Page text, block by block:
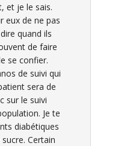
et je le sais.
eux de ne pas
quand ils
de faire
se confier.
de suivi qui
sera de
sur le suivi
Je te
diabétiques
Certain